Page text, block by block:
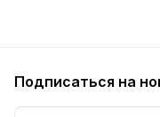
Подписаться на